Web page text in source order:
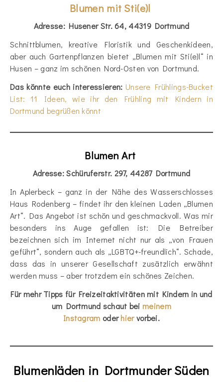
Blumen mit Sti(e)l
Adresse: Husener Str. 64, 44319 Dortmund
Schnittblumen, kreative Floristik und Geschenkideen,
aber auch Gartenpflanzen bietet „Blumen mit Sti(e)l“ in
Husen – ganz im schönen Nord-Osten von Dortmund.
Das könnte euch interessieren: Unsere Frühlings-Bucket
List: 11 Ideen, wie ihr den Frühling mit Kindern in
Dortmund begrüßen könnt
Blumen Art
Adresse: Schüruferstr. 297, 44287 Dortmund
In Aplerbeck – ganz in der Nähe des Wasserschlosses
Haus Rodenberg – findet ihr den kleinen Laden „Blumen
Art“. Das Angebot ist schön und geschmackvoll. Was mir
besonders ins Auge gefallen ist: Die Betreiber
bezeichnen sich im Internet nicht nur als „von Frauen
geführt“, sondern auch als „LGBTQ+-freundlich“. Schade,
dass das in unserer Gesellschaft zusätzlich erwähnt
werden muss – aber trotzdem ein schönes Zeichen.
Für mehr Tipps für Freizeitaktivitäten mit Kindern in und
um Dortmund schaut beimeinem
Instagram oderhiervorbei.
Blumenläden in Dortmunder Süden